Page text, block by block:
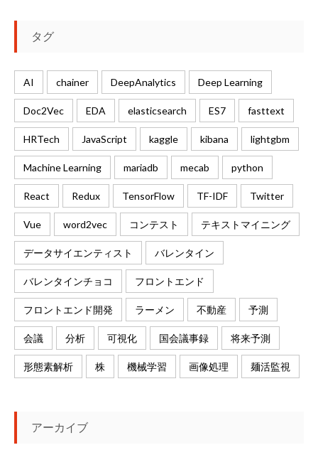
タグ
AI chainer DeepAnalytics Deep Learning
Doc2Vec EDA elasticsearch ES7 fasttext
HRTech JavaScript kaggle kibana lightgbm
Machine Learning mariadb mecab python
React Redux TensorFlow TF-IDF Twitter
Vue word2vec コンテスト テキストマイニング
データサイエンティスト バレンタイン
バレンタインチョコ フロントエンド
フロントエンド開発 ラーメン 不動産 予測
会議 分析 可視化 国会議事録 将来予測
形態素解析 株 機械学習 画像処理 麺活監視
アーカイブ